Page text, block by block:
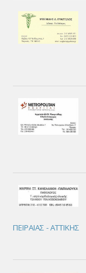
ΠΕΙΡΑΙΑΣ - ΑΤΤΙΚΗΣ